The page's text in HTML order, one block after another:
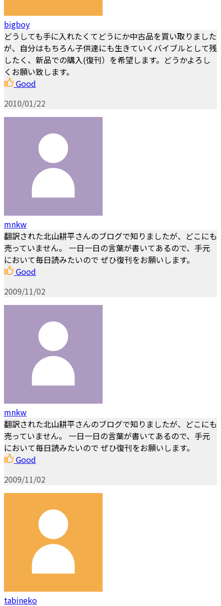
bigboy
どうしても手に入れたくてどうにか中古品を買い取りました
が、自分はもちろん子供達にも生きていくバイブルとして残
したく、新品での購入(復刊）を希望します。どうかよろし
くお願い致します。
Good
2010/01/22
mnkw
翻訳された北山耕平さんのブログで知りましたが、どこにも
売っていません。 一日一日の言葉が書いてあるので、手元
において毎日読みたいので ぜひ復刊をお願いします。
Good
2009/11/02
mnkw
翻訳された北山耕平さんのブログで知りましたが、どこにも
売っていません。 一日一日の言葉が書いてあるので、手元
において毎日読みたいので ぜひ復刊をお願いします。
Good
2009/11/02
tabineko